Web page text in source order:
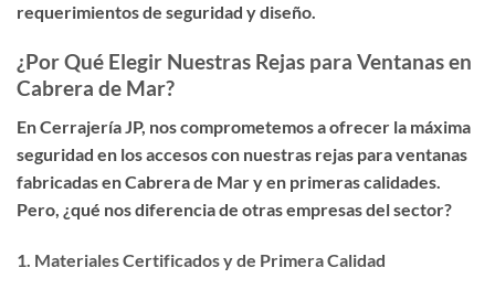
requerimientos de seguridad y diseño.
¿Por Qué Elegir Nuestras Rejas para Ventanas en
Cabrera de Mar?
En Cerrajería JP, nos comprometemos a ofrecer la máxima
seguridad en los accesos con nuestras rejas para ventanas
fabricadas en Cabrera de Mar y en primeras calidades
Pero, ¿qué nos diferencia de otras empresas del sector?
1. Materiales Certificados y de Primera Calidad